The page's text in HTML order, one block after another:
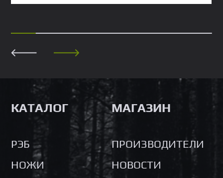
КАТАЛОГ
РЭБ
НОЖИ
МАГАЗИН
ПРОИЗВОДИТЕЛИ
НОВОСТИ